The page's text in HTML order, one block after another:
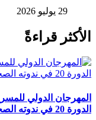
29 يوليو 2026
الأكثر قراءةً
المهرجان الدولي
الدورة 20 في ندوته الصحفية￼